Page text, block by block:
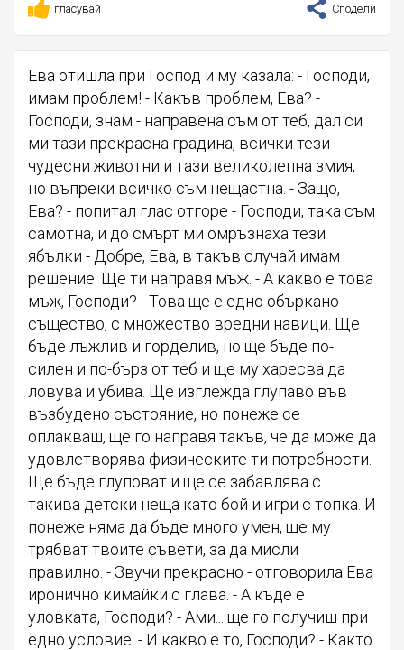
гласувай Сподели
Ева отишла при Господ и му казала: - Господи,
имам проблем! - Какъв проблем, Ева? -
Господи, знам - направена съм от теб, дал си
ми тази прекрасна градина, всички тези
чудесни животни и тази великолепна змия,
но въпреки всичко съм нещастна. - Защо,
Ева? - попитал глас отгоре - Господи, така съм
самотна, и до смърт ми омръзнаха тези
ябълки - Добре, Ева, в такъв случай имам
решение. Ще ти направя мъж. - А какво е това
мъж, Господи? - Това ще е едно объркано
същество, с множество вредни навици. Ще
бъде лъжлив и горделив, но ще бъде по-
силен и по-бърз от теб и ще му харесва да
ловува и убива. Ще изглежда глупаво във
възбудено състояние, но понеже се
оплакваш, ще го направя такъв, че да може да
удовлетворява физическите ти потребности.
Ще бъде глуповат и ще се забавлява с
такива детски неща като бой и игри с топка. И
понеже няма да бъде много умен, ще му
трябват твоите съвети, за да мисли
правилно. - Звучи прекрасно - отговорила Ева
иронично кимайки с глава. - А къде е
уловката, Господи? - Ами... ще го получиш при
едно условие. - И какво е то, Господи? - Както